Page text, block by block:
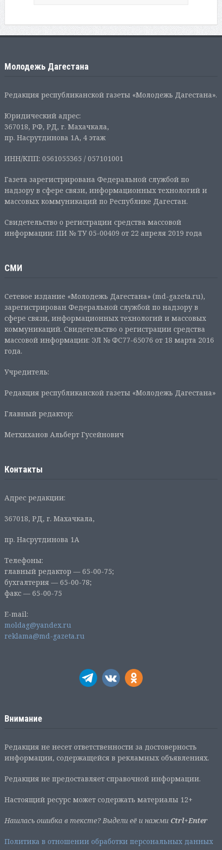
Молодежь Дагестана
Редакция республиканской газеты «Молодежь Дагестана».
Юридический адрес:
367018, РФ, РД, г. Махачкала,
пр. Насрутдинова 1А, 4 этаж
ИНН/КПП: 0561055365 / 057101001
Газета зарегистрирована Федеральной службой по
надзору в сфере связи, информационных технологий и
массовых коммуникаций по Республике Дагестан.
Свидетельство о регистрации средства массовой
информации: ПИ № ТУ 05-00409 от 22 апреля 2019 года
СМИ
Сетевое издание «Молодежь Дагестана» (md-gazeta.ru),
зарегистрирован Федеральной службой по надзору в
сфере связи, информационных технологий и массовых
коммуникаций. Свидетельство о регистрации средства
массовой информации: ЭЛ № ФС77-65076 от 18 марта 2016
года.
Учредитель:
Редакция республиканской газеты «Молодежь Дагестана»
Главный редактор:
Метхиханов Альберт Гусейнович
Контакты
Адрес редакции:
367018, РД, г. Махачкала,
пр. Насрутдинова 1А
Телефоны:
главный редактор — 65-00-75;
бухгалтерия — 65-00-78;
факс — 65-00-75
E-mail:
moldag@yandex.ru
reklama@md-gazeta.ru
Внимание
Редакция не несет ответственности за достоверность
информации, содержащейся в рекламных объявлениях.
Редакция не предоставляет справочной информации.
Настоящий ресурс может содержать материалы 12+
Нашлась ошибка в тексте? Выдели её и нажми Ctrl+Enter
Политика в отношении обработки персональных данных